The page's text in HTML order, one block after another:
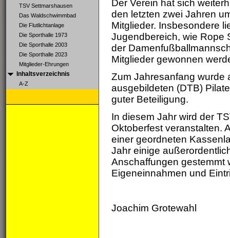
TSV Settmarshausen
Das Waldschwimmbad
Die Flutlichtanlage
Die Sporthalle 1973
Die Sporthalle 2003
Die Sporthalle 2023
Mitglieder-Ehrungen
Inhaltsverzeichnis
A-Z
Der Verein hat sich
den letzten zwei Jahren
Mitglieder. Insbesondere
Jugendbereich, wie Rope
der
Mitglieder gewonnen
Zum Jahresanfang wurde
ausgebildeten (DTB)
guter Beteiligung.
In diesem Jahr wird der
Oktoberfest veranstalten.
einer geordneten
Jahr einige
Anschaffungen gestemmt
Eigeneinnahmen und
Joachim Grotewahl